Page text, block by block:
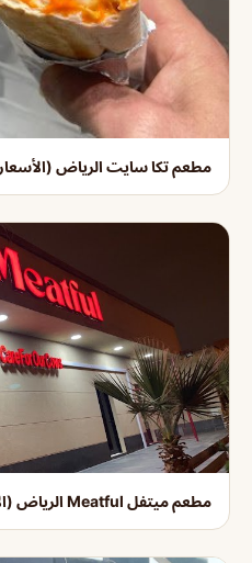
مطعم تكا سايت الرياض
مطعم ميتفل Meatful الرياض (الأسعار+ المنيو+ الموقع)